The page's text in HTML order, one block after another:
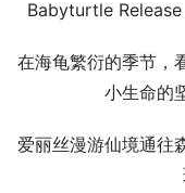
Babyturtle
在海龟繁衍的季节，
小生命的
爱丽丝漫游仙境通往